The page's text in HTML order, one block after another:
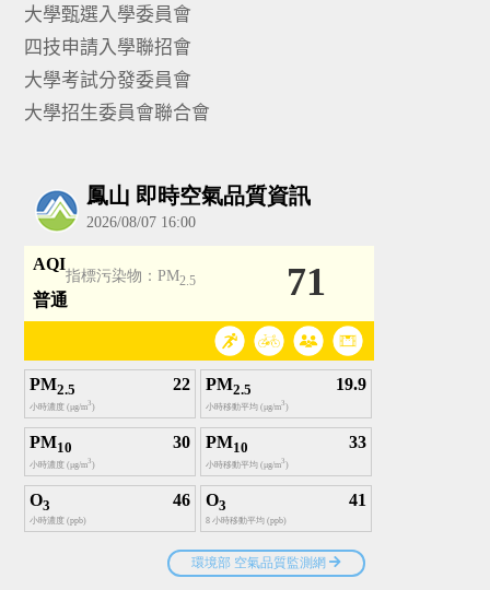
大學甄選入學委員會
四技申請入學聯招會
大學考試分發委員會
大學招生委員會聯合會